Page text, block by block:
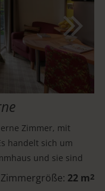
Zimmer, mit
handelt sich um
und sie sind
Zimmergröße: 22 m2